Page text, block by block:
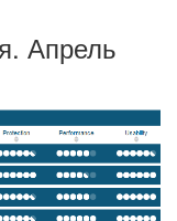
Апрель